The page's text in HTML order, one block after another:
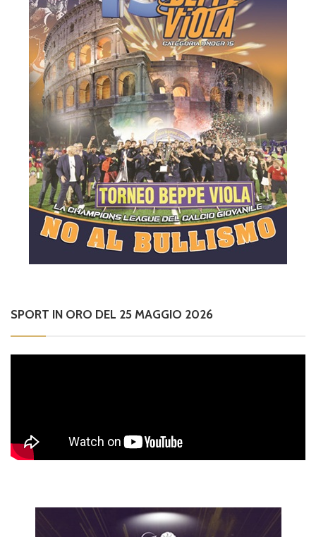
SPORT IN ORO DEL 25 MAGGIO 2026